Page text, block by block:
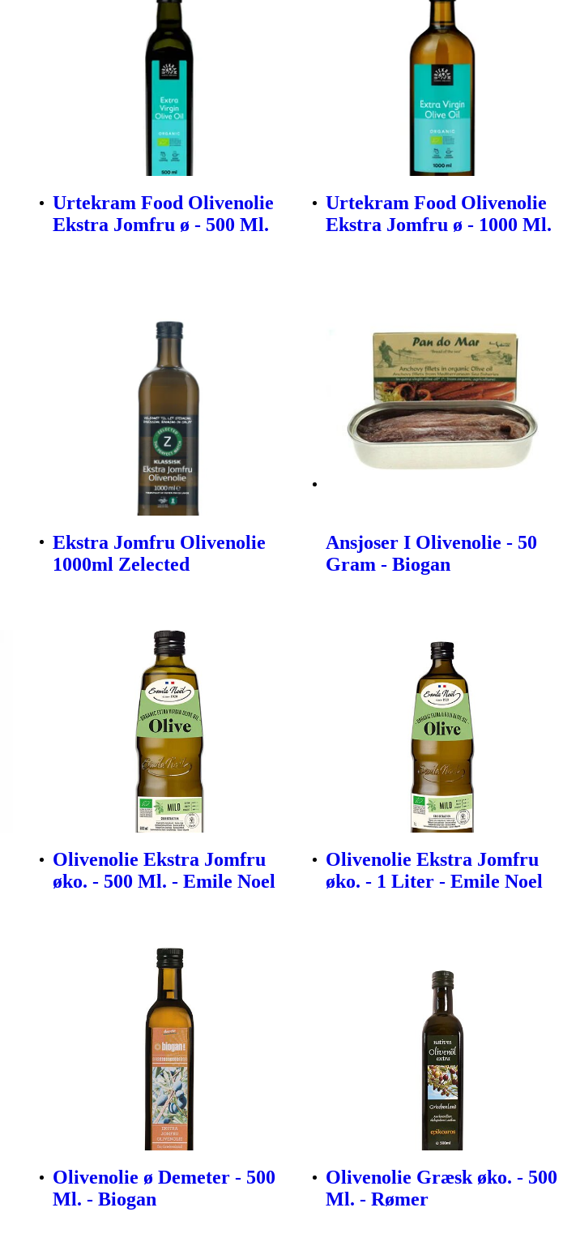
Urtekram Food Olivenolie
Ekstra Jomfru ø - 500 Ml.
Urtekram Food Olivenolie
Ekstra Jomfru ø - 1000 Ml.
Ekstra Jomfru Olivenolie
1000ml Zelected
Ansjoser I Olivenolie - 50
Gram - Biogan
Olivenolie Ekstra Jomfru
øko. - 500 Ml. - Emile Noel
Olivenolie Ekstra Jomfru
øko. - 1 Liter - Emile Noel
Olivenolie ø Demeter - 500
Ml. - Biogan
Olivenolie Græsk øko. - 500
Ml. - Rømer